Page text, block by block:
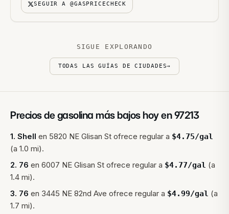
SEGUIR A @GASPRICECHECK
SIGUE EXPLORANDO
TODAS LAS GUÍAS DE CIUDADES→
Precios de gasolina más bajos hoy en97213
1. Shell en 5820 NE Glisan St ofrece regular a $4.75/gal
(a 1.0 mi).
2. 76 en 6007 NE Glisan St ofrece regular a $4.77/gal (a
1.4 mi).
3. 76 en 3445 NE 82nd Ave ofrece regular a $4.99/gal (a
1.7 mi).